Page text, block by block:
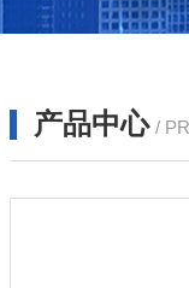
产品中心 /